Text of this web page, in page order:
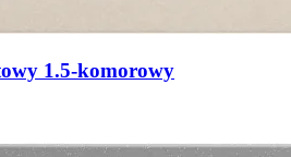
1.5-komorowy